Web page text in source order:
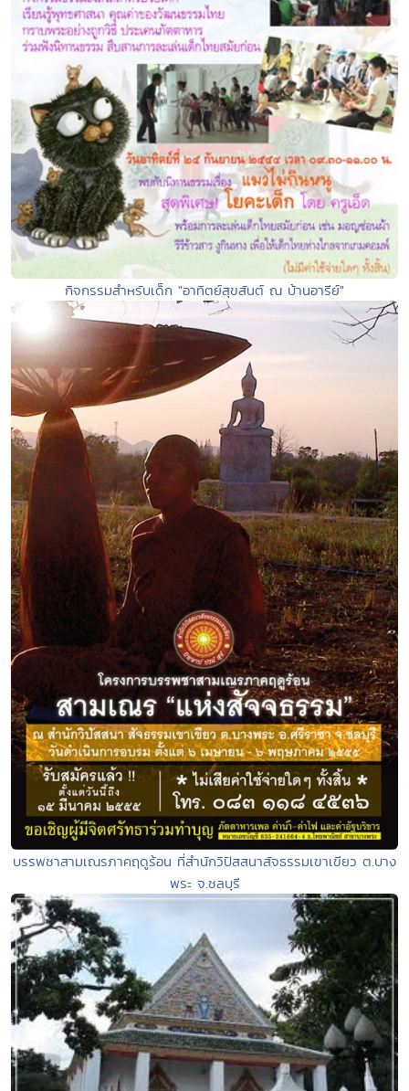
กิจกรรมสำหรับเด็ก "อาทิตย์สุขสันต์ ณ บ้านอารีย์"
บรรพชาสามเณรภาคฤดูร้อน ที่สำนักวิปัสสนาสัจธรรมเขาเขียว ต.บาง
พระ จ.ชลบุรี